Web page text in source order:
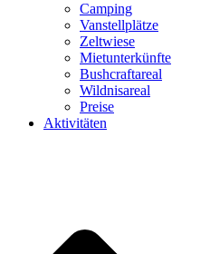
Camping
Vanstellplätze
Zeltwiese
Mietunterkünfte
Bushcraftareal
Wildnisareal
Preise
Aktivitäten